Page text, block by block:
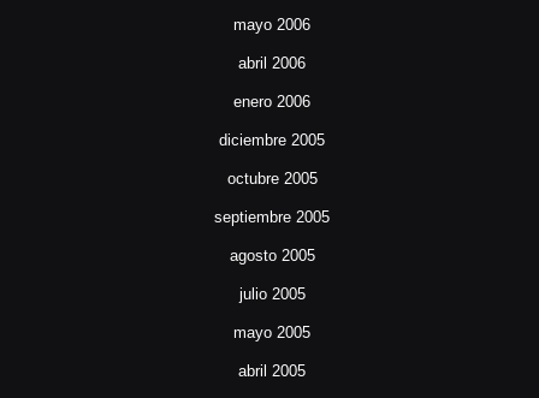
mayo 2006
abril 2006
enero 2006
diciembre 2005
octubre 2005
septiembre 2005
agosto 2005
julio 2005
mayo 2005
abril 2005